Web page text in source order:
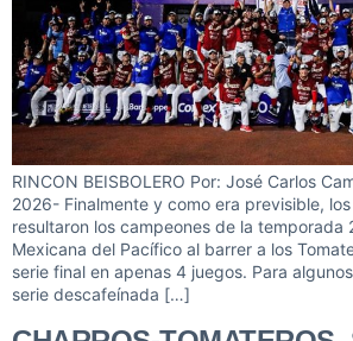
RINCON BEISBOLERO Por: José Carlos
2026- Finalmente y como era previsible,
resultaron los campeones de la temporada
Mexicana del Pacífico al barrer a los
serie final en apenas 4 juegos. Para
serie descafeínada […]